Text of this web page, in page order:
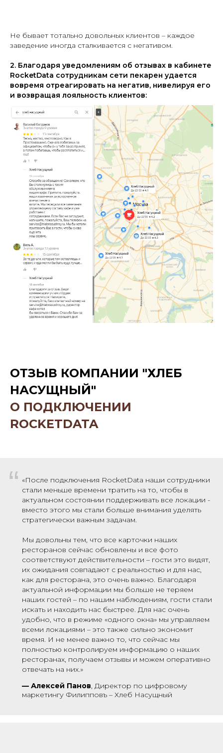
Не бывает тотально довольных клиентов – каждое
заведение иногда сталкивается с негативом.
2. Благодаря уведомлениям об отзывах в кабинете
RocketData сотрудникам сети пекарен удается
вовремя отреагировать на негатив, нивелируя его
и возвращая лояльность клиентов:
ОТЗЫВ КОМПАНИИ "ХЛЕБ
НАСУЩНЫЙ"
О ПОДКЛЮЧЕНИИ
ROCKETDATA
“ «После подключения RocketData наши сотрудники
стали меньше времени тратить на то, чтобы в
актуальном состоянии поддерживать все локации -
вместо этого мы стали больше внимания уделять
стратегически важным задачам.
Мы довольны тем, что все карточки наших
ресторанов сейчас обновлены и все фото
соответствуют действительности – гости это видят,
их ожидания совпадают с реальностью и для нас,
как для ресторана, это очень важно. Благодаря
актуальной информации мы больше не теряем
наших гостей – по нашим наблюдениям, гости стали
искать и находить нас быстрее. Для нас очень
удобно, что в режиме «одного окна» мы управляем
всеми локациями – это также сильно экономит
время. И не менее важно то, что сейчас мы
полностью контролируем информацию о наших
ресторанах, получаем отзывы и можем оперативно
отвечать на них.»
— Алексей Панов, Директор по цифровому
маркетингу Филипповъ – Хлеб Насущный